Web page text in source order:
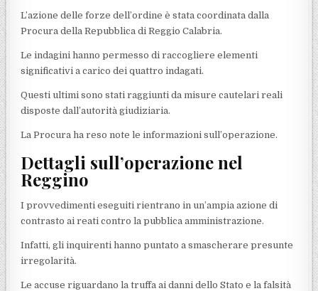
L’azione delle forze dell’ordine è stata coordinata dalla
Procura della Repubblica di Reggio Calabria.
Le indagini hanno permesso di raccogliere elementi
significativi a carico dei quattro indagati.
Questi ultimi sono stati raggiunti da misure cautelari reali
disposte dall’autorità giudiziaria.
La Procura ha reso note le informazioni sull’operazione.
Dettagli sull’operazione nel
Reggino
I provvedimenti eseguiti rientrano in un’ampia azione di
contrasto ai reati contro la pubblica amministrazione.
Infatti, gli inquirenti hanno puntato a smascherare presunte
irregolarità.
Le accuse riguardano la truffa ai danni dello Stato e la falsità